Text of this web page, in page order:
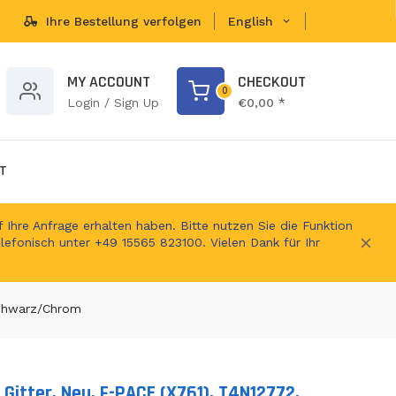
Ihre Bestellung verfolgen English
MY ACCOUNT
Login / Sign Up
0 CHECKOUT
€0,00 *
Anfrage erhalten haben. Bitte nutzen Sie die Funktion
unter +49 15565 823100. Vielen Dank für Ihr
Chrom